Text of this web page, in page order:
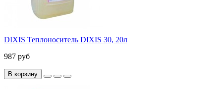
DIXIS Теплоноситель DIXIS 30, 20л
987 руб
В корзину